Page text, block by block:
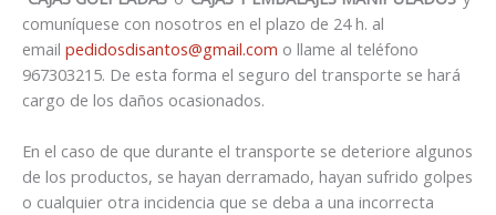
comuníquese con nosotros en el plazo de 24 h. al
email pedidosdisantos@gmail.com o llame al teléfono
967303215. De esta forma el seguro del transporte se hará
cargo de los daños ocasionados.
En el caso de que durante el transporte se deteriore algunos
de los productos, se hayan derramado, hayan sufrido golpes
o cualquier otra incidencia que se deba a una incorrecta